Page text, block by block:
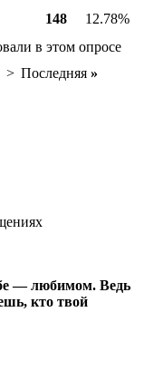
148
12.78%
в этом опросе
> Последняя »
— любимом. Ведь
кто твой